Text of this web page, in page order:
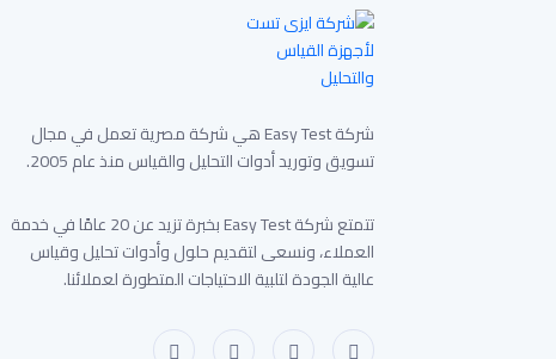
شركة Easy Test هي شركة مصرية تعمل في مجال
تسويق وتوريد أدوات التحليل والقياس منذ عام 2005.
تتمتع شركة Easy Test بخبرة تزيد عن 20 عامًا في خدمة
العملاء، ونسعى لتقديم حلول وأدوات تحليل وقياس
عالية الجودة لتلبية الاحتياجات المتطورة لعملائنا.